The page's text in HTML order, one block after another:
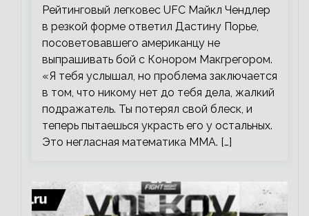
Рейтинговый легковес UFC Майкл Чендлер
в резкой форме ответил Дастину Порье,
посоветовавшего американцу не
выпрашивать бой с Конором Макгрегором.
«Я тебя услышал, но проблема заключается
в том, что никому нет до тебя дела, жалкий
подражатель. Ты потерял свой блеск, и
теперь пытаешься украсть его у остальных.
Это негласная математика ММА. […]